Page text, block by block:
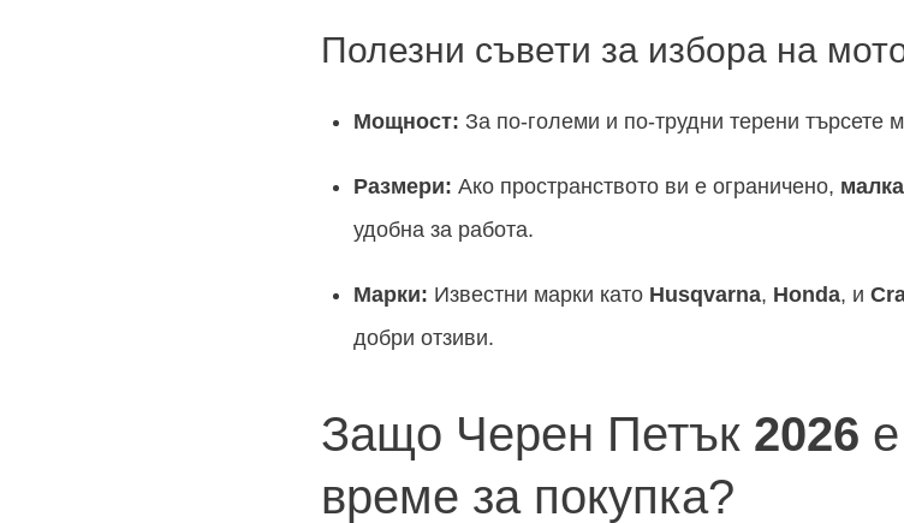
Полезни съвети за избора на
Мощност: За по-големи и по-трудни терени търсете
Размери: Ако пространството ви е ограничено,
удобна за работа.
Марки: Известни марки като Husqvarna, Honda, и
добри отзиви.
Защо Черен Петък 2026
време за покупка?